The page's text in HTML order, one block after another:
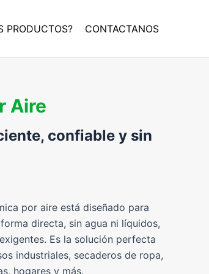
PRODUCTOS? CONTACTANOS
Aire
confiable y sin
por aire está diseñado para
directa, sin agua ni líquidos,
Es la solución perfecta
industriales, secaderos de ropa,
hogares y más.